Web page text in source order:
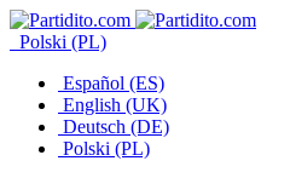
Polski (PL)
Español (ES)
English (UK)
Deutsch (DE)
Polski (PL)